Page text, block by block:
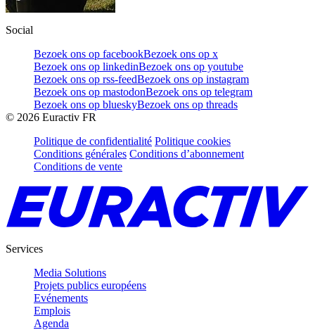
Social
Bezoek ons op facebookBezoek ons op x
Bezoek ons op linkedinBezoek ons op youtube
Bezoek ons op rss-feedBezoek ons op instagram
Bezoek ons op mastodonBezoek ons op telegram
Bezoek ons op blueskyBezoek ons op threads
© 2026 Euractiv FR
Politique de confidentialité Politique cookies
Conditions générales Conditions d’abonnement
Conditions de vente
Services
Media Solutions
Projets publics européens
Evénements
Emplois
Agenda